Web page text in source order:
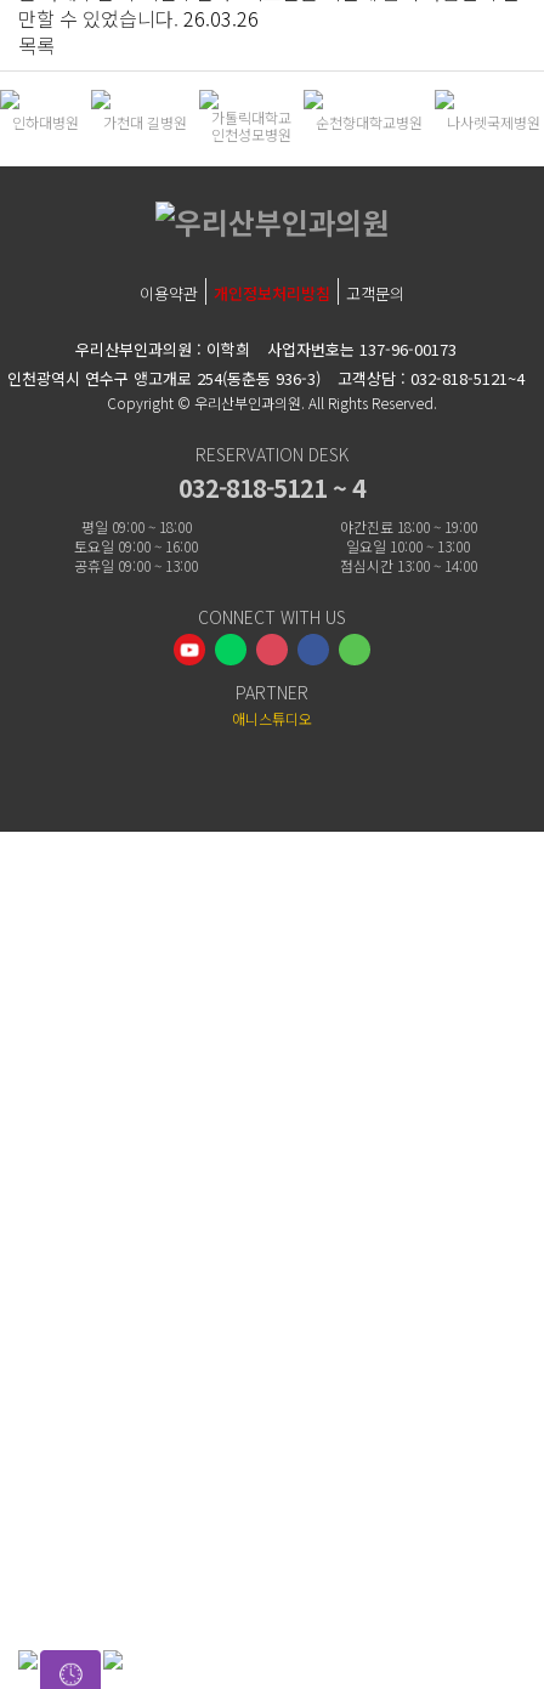
만할 수 있었습니다. 26.03.26
목록
인하대병원 가천대 길병원
가톨릭대학교
인천성모병원
순천향대학교병원 나사렛국제병원
이용약관 개인정보처리방침 고객문의
우리산부인과의원 : 이학희
사업자번호는 137-96-00173
인천광역시 연수구 앵고개로 254(동춘동 936-3)
고객상담 : 032-818-5121~4
Copyright © 우리산부인과의원. All Rights Reserved.
RESERVATION DESK
032-818-5121 ~ 4
평일 09:00 ~ 18:00
야간진료 18:00 ~ 19:00
토요일 09:00 ~ 16:00
일요일 10:00 ~ 13:00
공휴일 09:00 ~ 13:00
점심시간 13:00 ~ 14:00
CONNECT WITH US
PARTNER
애니스튜디오